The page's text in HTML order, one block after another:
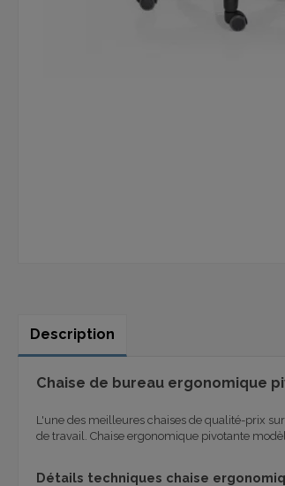
Description
Chaise de bureau ergonomique
L'une des meilleures chaises de qualité-prix
de travail. Chaise ergonomique pivotante
Détails techniques chaise